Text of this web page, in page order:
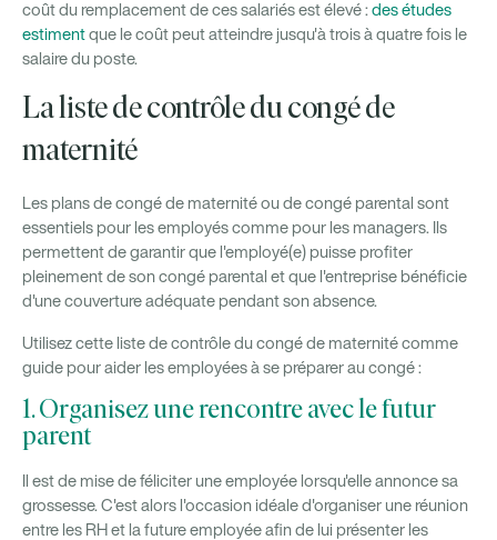
coût du remplacement de ces salariés est élevé :des études
estimentque le coût peut atteindre jusqu'à trois à quatre fois le
salaire du poste.
La liste de contrôle du congé de
maternité
Les plans de congé de maternité ou de congé parental sont
essentiels pour les employés comme pour les managers. Ils
permettent de garantir que l'employé(e) puisse profiter
pleinement de son congé parental et que l'entreprise bénéficie
d'une couverture adéquate pendant son absence.
Utilisez cette liste de contrôle du congé de maternité comme
guide pour aider les employées à se préparer au congé :
1. Organisez une rencontre avec le futur
parent
Il est de mise de féliciter une employée lorsqu'elle annonce sa
grossesse. C'est alors l'occasion idéale d'organiser une réunion
entre les RH et la future employée afin de lui présenter les